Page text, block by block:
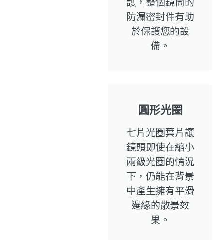
防漏密封件有助
於保護您的設
備。
圓形光圈
七片光圈葉片讓
鏡頭即使在縮小
兩級光圈的情況
下，仍能在背景
中產生擁有平滑
邊緣的散景效
果。